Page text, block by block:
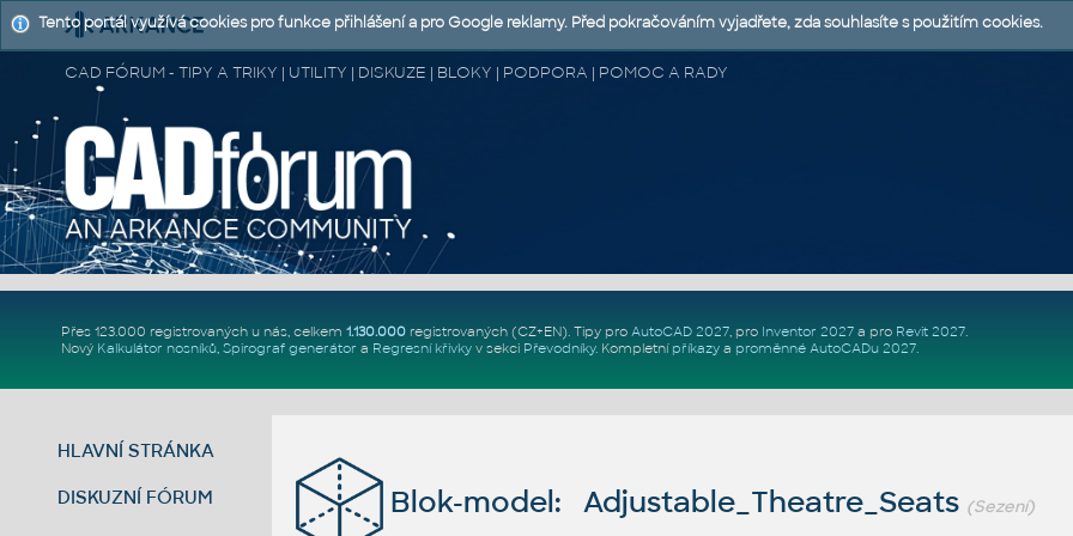
CAD FÓRUM - TIPY A TRIKY | UTILITY | DISKUZE | BLOKY | PODPORA | POMOC A RADY
Přes 123.000 registrovaných u nás, celkem 1.130.000registrovaných (CZ+EN). Tipy pro AutoCAD 2027, pro Inventor 2027a pro Revit 2027.
Nový Kalkulátor nosníků, Spirograf generátor a Regresní křivkyv sekci Převodníky. Kompletní příkazya proměnné AutoCADu 2027.
HLAVNÍ STRÁNKA
DISKUZNÍ FÓRUM Blok-model: Adjustable_Theatre_Seats (Sezení)
Tento portál využívá cookies pro funkce přihlášení a pro Google reklamy. Před pokračováním vyjadřete, zda souhlasíte s použitím cookies.